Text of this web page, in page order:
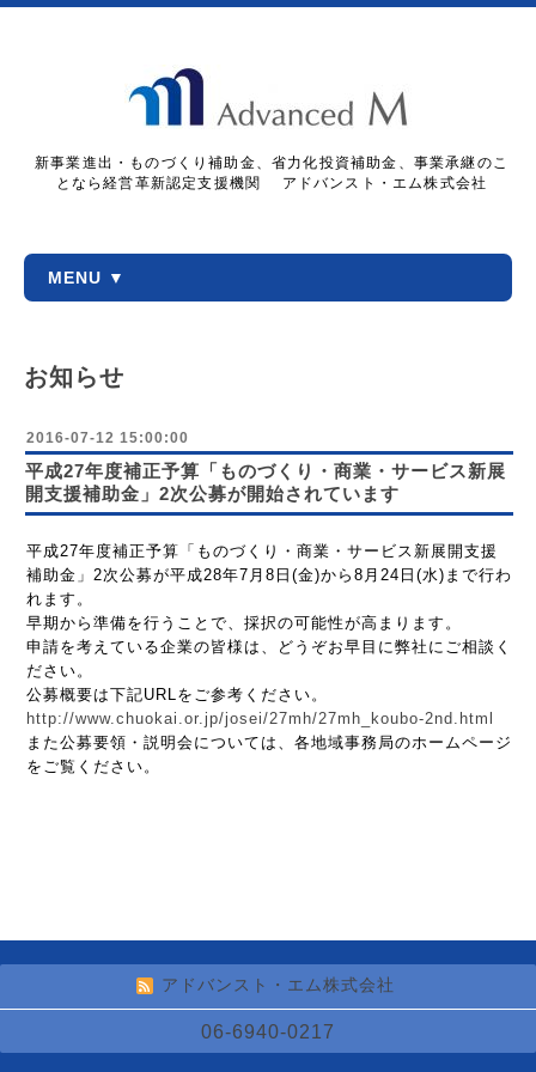
新事業進出・ものづくり補助金、省力化投資補助金、事業承継のこ
となら経営革新認定支援機関 アドバンスト・エム株式会社
MENU ▼
お知らせ
2016-07-12 15:00:00
平成27年度補正予算「ものづくり・商業・サービス新展
開支援補助金」2次公募が開始されています
平成27年度補正予算「ものづくり・商業・サービス新展開支援
補助金」2次公募が平成28年7月8日(金)から8月24日(水)まで行わ
れます。
早期から準備を行うことで、採択の可能性が高まります。
申請を考えている企業の皆様は、どうぞお早目に弊社にご相談く
ださい。
公募概要は下記URLをご参考ください。
http://www.chuokai.or.jp/josei/27mh/27mh_koubo-2nd.html
また公募要領・説明会については、各地域事務局のホームページ
をご覧ください。
アドバンスト・エム株式会社
06-6940-0217